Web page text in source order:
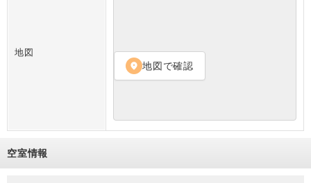
地図
location_on 地図で確認
空室情報